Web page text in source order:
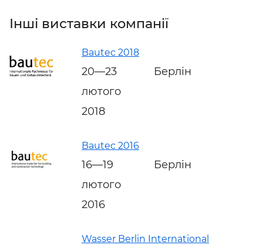
Інші виставки компанії
Bautec 2018
20—23
лютого
2018
Берлін
Bautec 2016
16—19
лютого
2016
Берлін
Wasser Berlin International